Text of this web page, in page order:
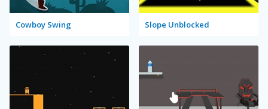
Cowboy Swing Slope Unblocked